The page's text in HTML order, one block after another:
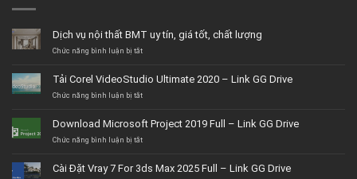
Dịch vụ nội thất BMT uy tín, giá tốt, chất lượng
Chức năng bình luận bị tắtở
nội
thất
tín,
giá
lượng
Tải Corel VideoStudio Ultimate 2020 – Link GG Drive
Chức năng bình luận bị tắtở
VideoStudio
Ultimate
Link
Download Microsoft Project 2019 Full – Link GG Drive
Chức năng bình luận bị tắtở
Project
Cài Đặt Vray 7 For 3ds Max 2025 Full – Link GG Drive